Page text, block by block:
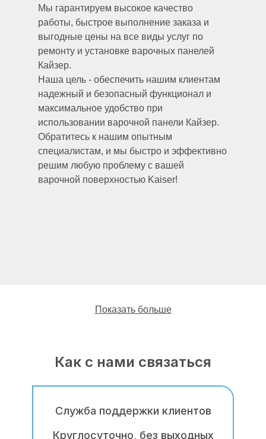
Показать больше
Мы гарантируем высокое качество
работы, быстрое выполнение заказа и
выгодные цены на все виды услуг по
ремонту и установке варочных панелей
Кайзер.
Наша цель - обеспечить нашим клиентам
надежный и безопасный функционал и
максимальное удобство при
использовании варочной панели Кайзер.
Обратитесь к нашим опытным
специалистам, и мы быстро и эффективно
решим любую проблему с вашей
варочной поверхностью Kaiser!
Наши мастера имеют многолетний опыт
профилактике, монтажу и демонтажу
По сравнению с мастерами-частниками с
Как с нами связаться
Служба поддержки клиентов
Круглосуточно, без выходных